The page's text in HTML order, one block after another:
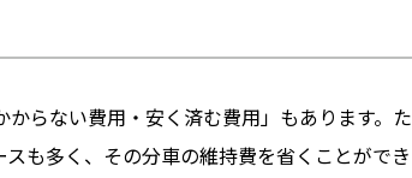
らない費用・安く済む費用」もあります。た
も多く、その分車の維持費を省くことができ